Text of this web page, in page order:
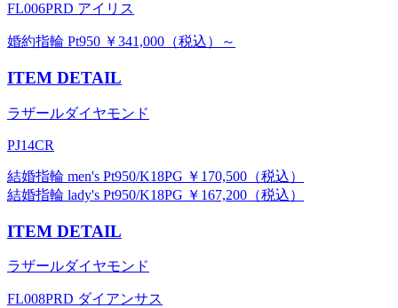
FL006PRD アイリス
婚約指輪 Pt950 ￥341,000（税込）～
ITEM DETAIL
ラザールダイヤモンド
PJ14CR
結婚指輪 men's Pt950/K18PG ￥170,500（税込）
結婚指輪 lady's Pt950/K18PG ￥167,200（税込）
ITEM DETAIL
ラザールダイヤモンド
FL008PRD ダイアンサス